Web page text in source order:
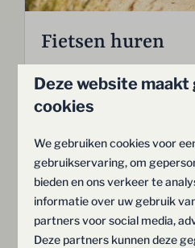
Fietsen huren
reserveert u de fiets die u
elektrische fiets tot
Meer
Deze website maakt
cookies
We gebruiken cookies voor
gebruikservaring, om
bieden en ons verkeer te
informatie over uw gebruik
partners voor social media,
Deze partners kunnen deze